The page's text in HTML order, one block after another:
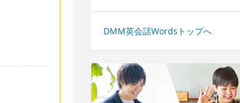
DMM英会話Wordsトップへ